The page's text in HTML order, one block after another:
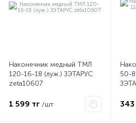
Наконечник медный ТМЛ
120-16-18 (луж.) ЗЭТАРУС
zeta10607
1 599 тг /шт
50-
343